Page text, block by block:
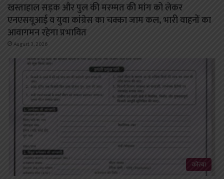
खस्ताहाल सड़क और पुल की मरम्मत की मांग को लेकर
एनएसयूआई व युवा कांग्रेस का चक्का जाम कल, भारी वाहनों का
आवागमन रहेगा प्रभावित
August 3, 2026
कोरबा